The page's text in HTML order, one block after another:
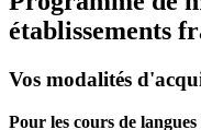
établissements
Vos modalités
Pour les cours de